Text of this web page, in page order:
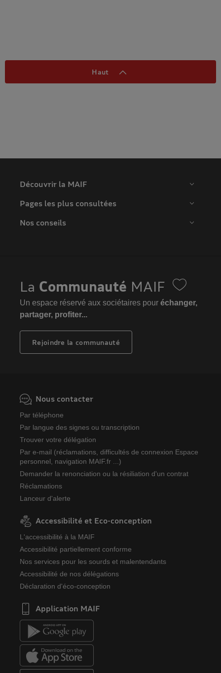
Haut
Découvrir la MAIF
Pages les plus consultées
Nos conseils
La Communauté MAIF
Un espace réservé aux sociétaires pour échanger,
partager, profiter...
Rejoindre la communauté
Nous contacter
Par téléphone
Par langue des signes ou transcription
Trouver votre délégation
Par e-mail (réclamations, difficultés de connexion Espace
personnel, navigation MAIF.fr ...)
Demander la renonciation ou la résiliation d'un contrat
Réclamations
Lanceur d'alerte
Accessibilité et Eco-conception
L'accessibilité à la MAIF
Accessibilité partiellement conforme
Nos services pour les sourds et malentendants
Accessibilité de nos délégations
Déclaration d'éco-conception
Application MAIF